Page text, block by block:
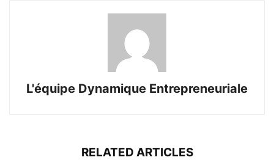
L'équipe Dynamique Entrepreneuriale
RELATED ARTICLES